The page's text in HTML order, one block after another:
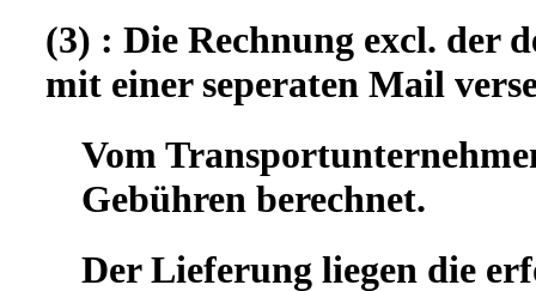
(3) : Die Rechnung excl. der
mit einer seperaten Mail
Vom
Gebühren berechnet.
Der Lieferung liegen die